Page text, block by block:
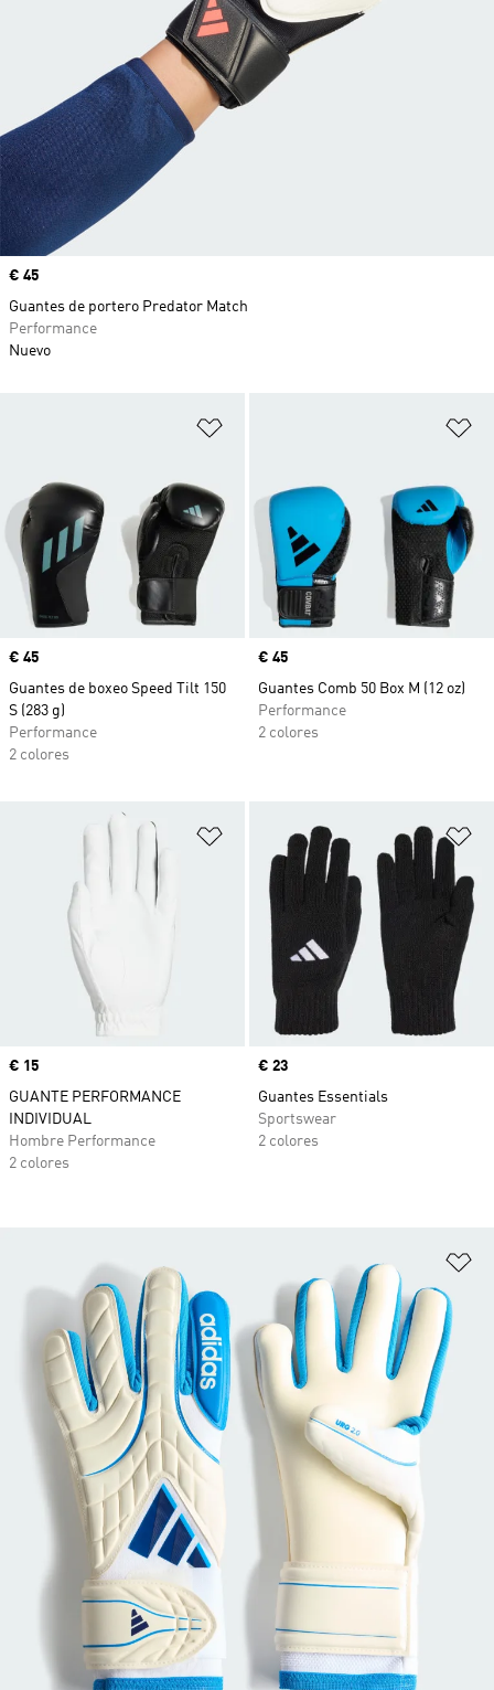
Precio
€ 45
Guantes de boxeo Speed Tilt 150
S (283 g)
Performance
2 colores
Precio
€ 45
Guantes Comb 50 Box M (12 oz)
Performance
2 colores
Añadir a la lista de deseos
Precio
€ 15
GUANTE PERFORMANCE
INDIVIDUAL
Hombre Performance
2 colores
Precio
€ 23
Guantes Essentials
Sportswear
2 colores
Precio
€ 45
Guantes de portero Predator Match
Performance
Nuevo